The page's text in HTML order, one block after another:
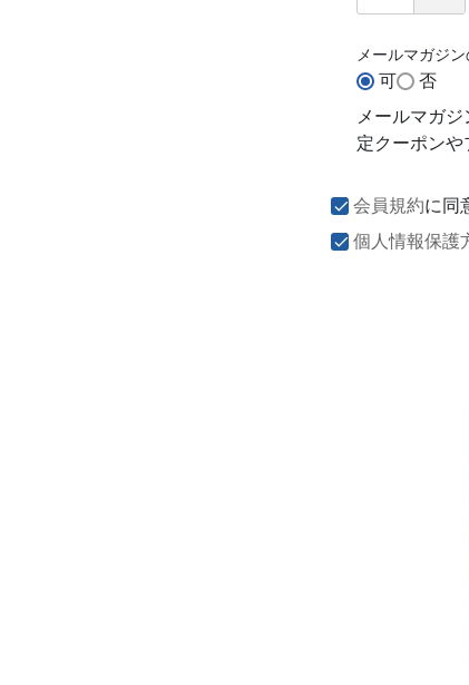
メールマガジ
可
否
メールマガ
定クーポンや
会員規約に同
個人情報保護